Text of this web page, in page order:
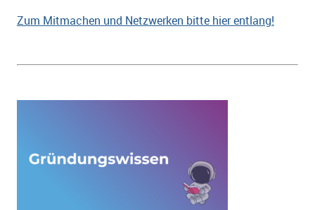
Zum Mitmachen und Netzwerken bitte hier entlang!